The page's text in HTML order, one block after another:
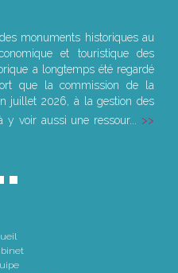
monuments historiques au
et touristique des
a longtemps été regardé
que la commission de la
juillet 2026, à la gestion des
y voir aussi une ressour...